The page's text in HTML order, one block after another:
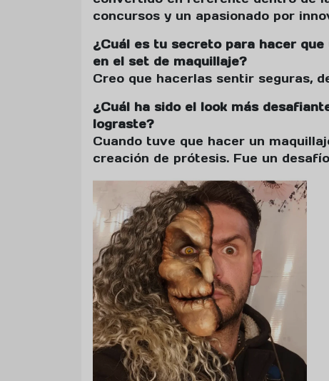
concursos y un apasionado por
¿Cuál es tu secreto para hacer
en el set de maquillaje?
Creo que hacerlas sentir seguras,
¿Cuál ha sido el look más
lograste?
Cuando tuve que hacer un
creación de prótesis. Fue un